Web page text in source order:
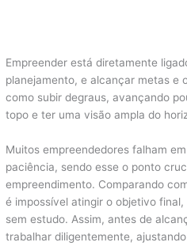
Empreender está diretamente
planejamento, e alcançar metas e
como subir degraus, avançando
topo e ter uma visão ampla do
Muitos empreendedores falham
paciência, sendo esse o ponto
empreendimento. Comparando
é impossível atingir o objetivo
sem estudo. Assim, antes de
trabalhar diligentemente,